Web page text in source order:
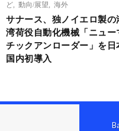
ど
動向/展望 海外
サナース、独ノイエロ製の
湾荷役自動化機械「ニュー
チックアンローダー」を日
国内初導入